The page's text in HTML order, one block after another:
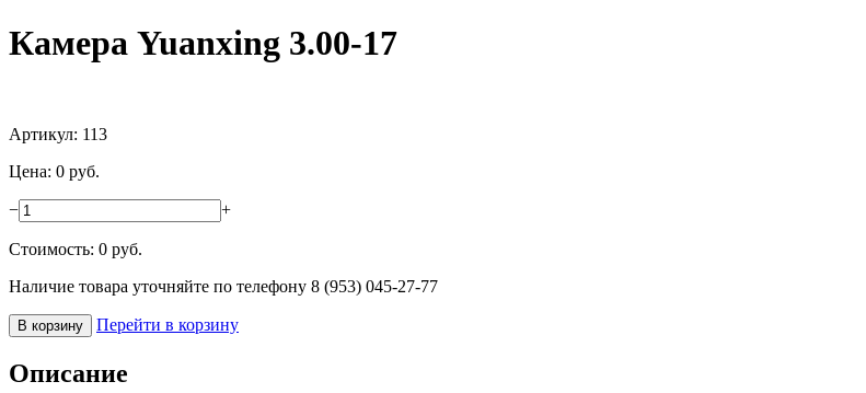
Камера Yuanxing 3.00-17
Артикул: 113
Цена: 0 руб.
− +
Стоимость: 0 руб.
Наличие товара уточняйте по телефону 8 (953) 045-27-77
В корзину Перейти в корзину
Описание